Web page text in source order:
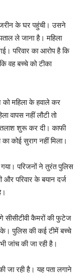
के घर पहुंची। उसने
ले जाना है। महिला
परिवार का आरोप है कि
वह बच्चे को टीका
महिला के हवाले कर
वापस नहीं लौटी तो
शुरू कर दी। काफी
कोई सुराग नहीं मिला।
परिजनों ने तुरंत पुलिस
परिवार के बयान दर्ज
कैमरों की फुटेज
पुलिस की कई टीमें बच्चे
जांच की जा रही है।
जा रही है। यह पता लगाने